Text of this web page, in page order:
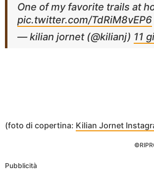
One of my favorite trails at
pic.twitter.com/TdRiM8vEP6
— kilian jornet (@kilianj) 11
(foto di copertina: Kilian Jornet
Pubblicità